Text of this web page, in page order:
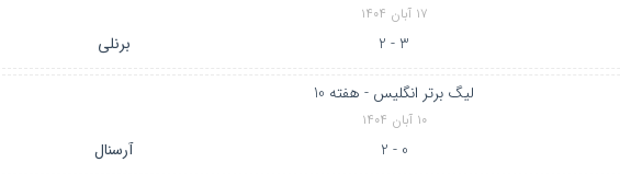
۱۷ آبان ۱۴۰۴
3 - 2 برنلی
لیگ برتر انگلیس - هفته 10
۱۰ آبان ۱۴۰۴
0 - 2 آرسنال